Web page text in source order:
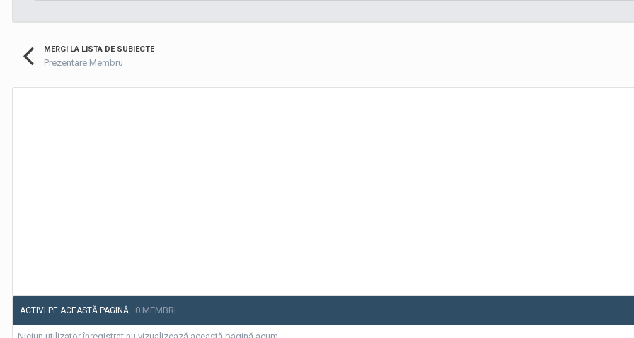
MERGI LA LISTA DE SUBIECTE
Prezentare Membru
ACTIVI PE ACEASTĂ PAGINĂ 0 MEMBRI